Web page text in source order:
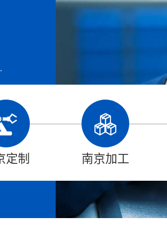
提取试剂盒气密性检测 医疗穿刺器
定制 南京加工